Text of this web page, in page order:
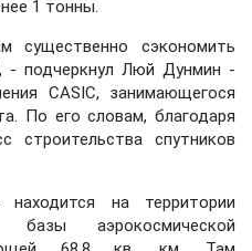
1 тонны.
существенно сэкономить
- подчеркнул Люй Дунмин -
CASIC, занимающегося
По его словам, благодаря
строительства спутников
находится на территории
базы аэрокосмической